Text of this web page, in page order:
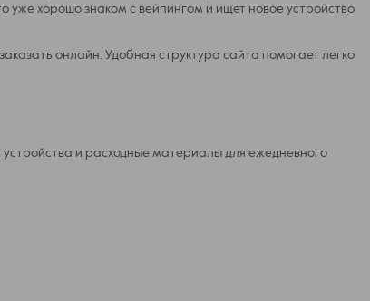
уже хорошо знаком с вейпингом и ищет новое устройство
онлайн. Удобная структура сайта помогает легко
и расходные материалы для ежедневного